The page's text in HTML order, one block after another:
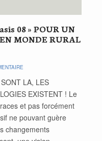
08 » POUR UN
MONDE RURAL
LA, LES
EXISTENT ! Le
et pas forcément
ne pouvant guère
changements